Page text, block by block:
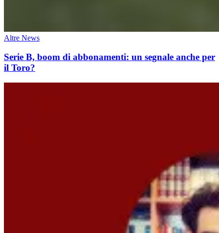
Altre News
Serie B, boom di abbonamenti: un segnale anche per
il Toro?